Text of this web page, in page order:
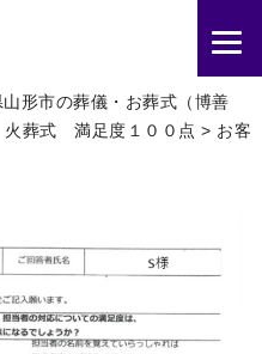
形市の葬儀・お葬式（博善
葬式 満足度１００点 > お客